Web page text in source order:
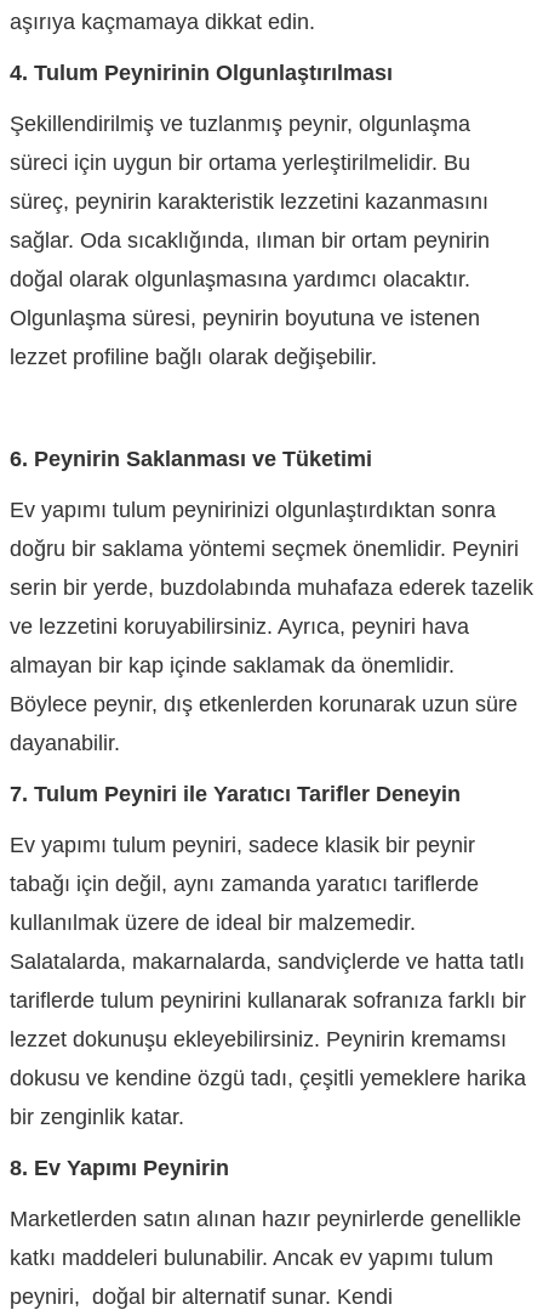
aşırıya kaçmamaya dikkat edin.
4. Tulum Peynirinin Olgunlaştırılması
Şekillendirilmiş ve tuzlanmış peynir, olgunlaşma
süreci için uygun bir ortama yerleştirilmelidir. Bu
süreç, peynirin karakteristik lezzetini kazanmasını
sağlar. Oda sıcaklığında, ılıman bir ortam peynirin
doğal olarak olgunlaşmasına yardımcı olacaktır.
Olgunlaşma süresi, peynirin boyutuna ve istenen
lezzet profiline bağlı olarak değişebilir.
6. Peynirin Saklanması ve Tüketimi
Ev yapımı tulum peynirinizi olgunlaştırdıktan sonra
doğru bir saklama yöntemi seçmek önemlidir. Peyniri
serin bir yerde, buzdolabında muhafaza ederek tazelik
ve lezzetini koruyabilirsiniz. Ayrıca, peyniri hava
almayan bir kap içinde saklamak da önemlidir.
Böylece peynir, dış etkenlerden korunarak uzun süre
dayanabilir.
7. Tulum Peyniri ile Yaratıcı Tarifler Deneyin
Ev yapımı tulum peyniri, sadece klasik bir peynir
tabağı için değil, aynı zamanda yaratıcı tariflerde
kullanılmak üzere de ideal bir malzemedir.
Salatalarda, makarnalarda, sandviçlerde ve hatta tatlı
tariflerde tulum peynirini kullanarak sofranıza farklı bir
lezzet dokunuşu ekleyebilirsiniz. Peynirin kremamsı
dokusu ve kendine özgü tadı, çeşitli yemeklere harika
bir zenginlik katar.
8. Ev Yapımı Peynirin
Marketlerden satın alınan hazır peynirlerde genellikle
katkı maddeleri bulunabilir. Ancak ev yapımı tulum
peyniri, doğal bir alternatif sunar. Kendi